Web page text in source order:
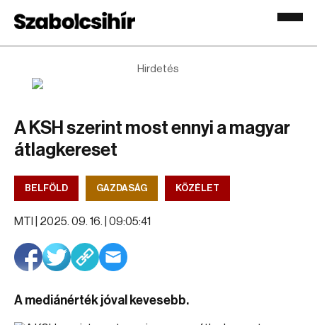
Hirdetés
A KSH szerint most ennyi a magyar
átlagkereset
BELFÖLD GAZDASÁG KÖZÉLET
MTI | 2025. 09. 16. | 09:05:41
A mediánérték jóval kevesebb.